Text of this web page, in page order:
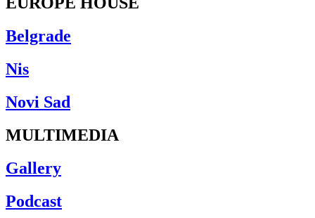
Belgrade
Nis
Novi Sad
MULTIMEDIA
Gallery
Podcast